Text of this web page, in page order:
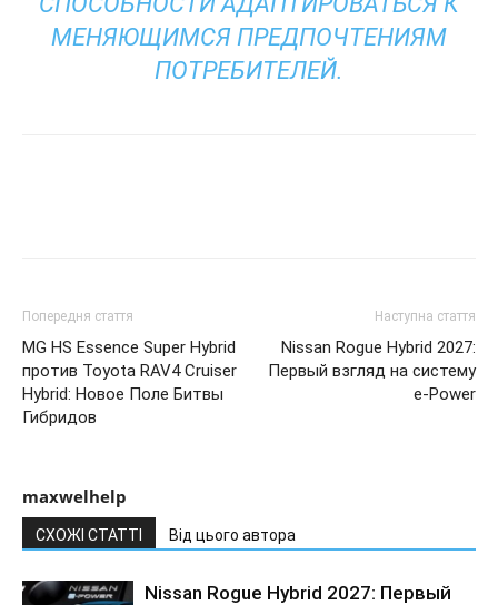
МЕНЯЮЩИМСЯ ПРЕДПОЧТЕНИЯМ
ПОТРЕБИТЕЛЕЙ.
Попередня стаття
MG HS Essence Super Hybrid
против Toyota RAV4 Cruiser
Hybrid: Новое Поле Битвы
Гибридов
Наступна стаття
Nissan Rogue Hybrid 2027:
Первый взгляд на систему
e-Power
maxwelhelp
СХОЖІ СТАТТІ Від цього автора
Nissan Rogue Hybrid 2027: Первый